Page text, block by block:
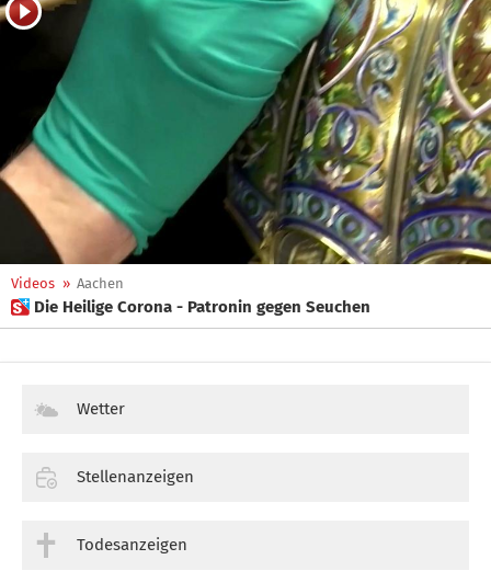
Videos » Aachen
 Die Heilige Corona - Patronin gegen Seuchen
Wetter
Stellenanzeigen
Todesanzeigen